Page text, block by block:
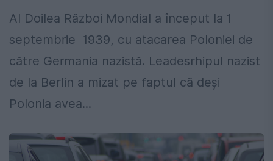
Al Doilea Război Mondial a început la 1
septembrie 1939, cu atacarea Poloniei de
către Germania nazistă. Leadesrhipul nazist
de la Berlin a mizat pe faptul că deși
Polonia avea...